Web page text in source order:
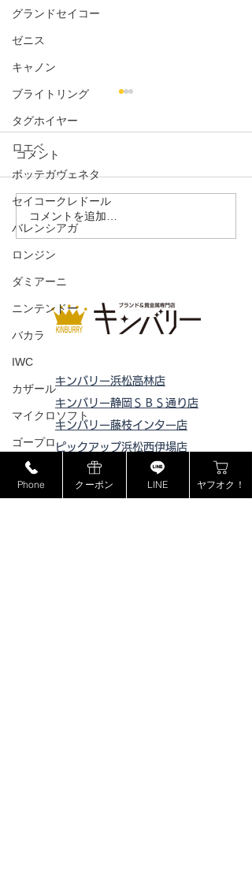
グランドセイコー
ゼニス
キャノン
ブライトリング
タグホイヤー
ロエベ
ボッテガヴェネタ
セイコークレドール
バレンシアガ
ロンジン
ダミアーニ
ニンテンドー
バカラ
IWC
カザール
マイクロソフト
ゴープロ
フェラガモ
セリーヌ
ミスパシャ
コメント
コメントを追加…
キンバリー浜松高林店
キンバリー静岡ＳＢＳ通り店
キンバリー藤枝インター店
ピックアップ浜松西伊場店
ピックアップ掛川
店
ピックアップ磐田店
Phone クーポン LINE ヤフオク！